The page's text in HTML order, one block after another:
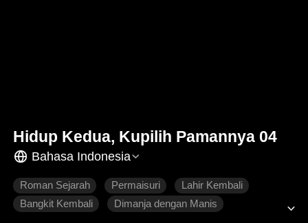
Hidup Kedua, Kupilih Pamannya 04
Bahasa Indonesia
Roman Sejarah Permaisuri
Lahir Kembali
Bangkit Kembali
Dimanja dengan Manis